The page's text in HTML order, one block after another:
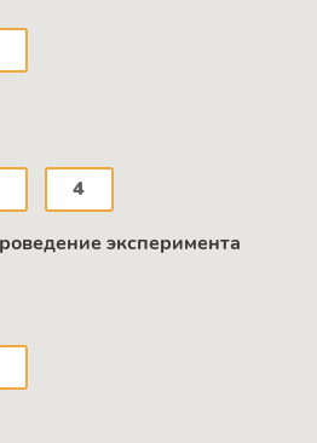
4
эксперимента